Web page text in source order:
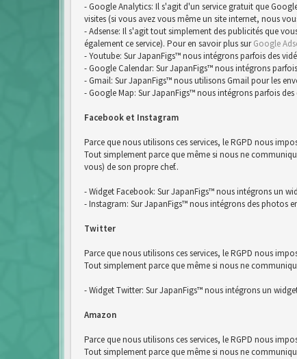
- Google Analytics: Il s'agit d'un service gratuit que
visites (si vous avez vous même un site internet, nous
- Adsense: Il s'agit tout simplement des publicités que
également ce service). Pour en savoir plus surGoogle
- Youtube: Sur JapanFigs™ nous intégrons parfois des
- Google Calendar: Sur JapanFigs™ nous intégrons
- Gmail: Sur JapanFigs™ nous utilisons Gmail pour les
- Google Map: Sur JapanFigs™ nous intégrons parfois
Facebook et Instagram
Parce que nous utilisons ces services, le RGPD nous
Tout simplement parce que même si nous ne
vous) de son propre chef..
- Widget Facebook: Sur JapanFigs™ nous intégrons un
- Instagram: Sur JapanFigs™ nous intégrons des photos
Twitter
Parce que nous utilisons ces services, le RGPD nous
Tout simplement parce que même si nous ne
- Widget Twitter: Sur JapanFigs™ nous intégrons un
Amazon
Parce que nous utilisons ces services, le RGPD nous
Tout simplement parce que même si nous ne